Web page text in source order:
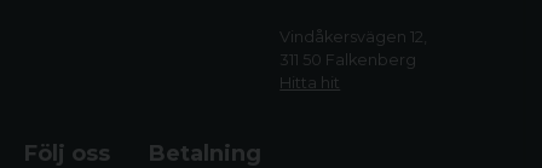
Vindåkersvägen 12,
311 50 Falkenberg
Hitta hit
Följ oss Betalning